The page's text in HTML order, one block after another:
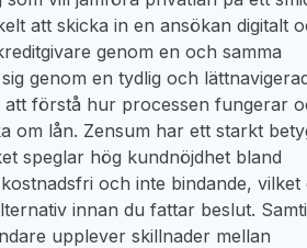
att skicka in en ansökan digitalt
genom en och samma
genom en tydlig och
förstå hur processen fungerar
om lån. Zensum har ett starkt
speglar hög kundnöjdhet bland
och inte bindande, vilket
innan du fattar beslut.
upplever skillnader mellan